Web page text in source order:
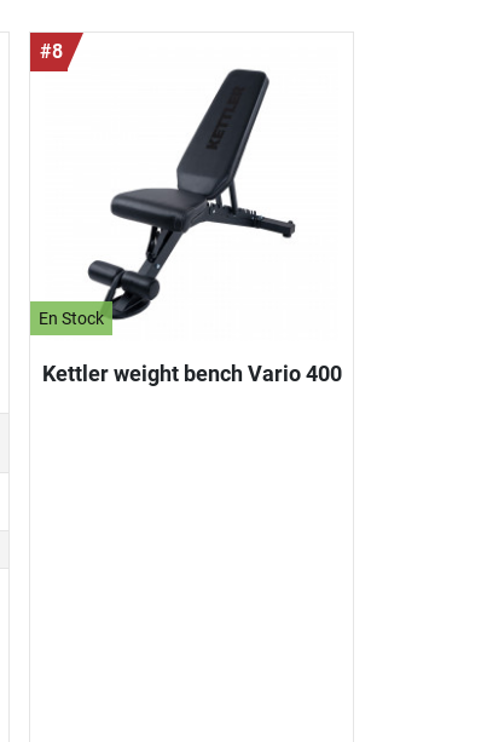
#8
En Stock
Kettler weight bench Vario 400